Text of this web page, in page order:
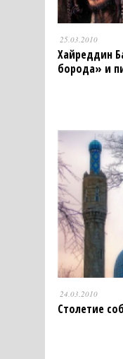
25.03.2010
Хайреддин
борода» и
24.03.2010
Столетие